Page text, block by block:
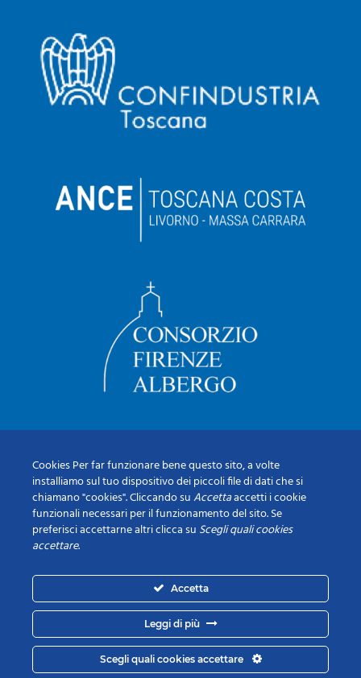
Cookies Per far funzionare bene questo sito, a volte
installiamo sul tuo dispositivo dei piccoli file di dati che si
chiamano "cookies". Cliccando suAccettaaccetti i cookie
funzionali necessari per il funzionamento del sito. Se
preferisci accettarne altri clicca su Scegli quali cookies
accettare.
Accetta
Leggi di più
Scegli quali cookies accettare